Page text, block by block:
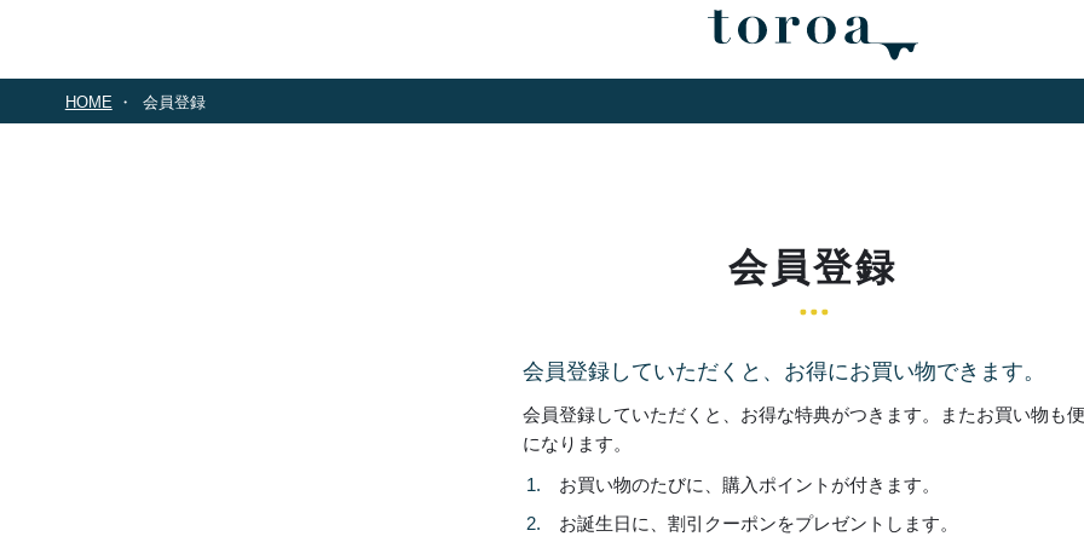
HOME 会員登録
会員登録
会員登録していただくと、お得にお買い物できます。
会員登録していただくと、お得な特典がつきます。またお買い物も
になります。
お買い物のたびに、購入ポイントが付きます。
お誕生日に、割引クーポンをプレゼントします。